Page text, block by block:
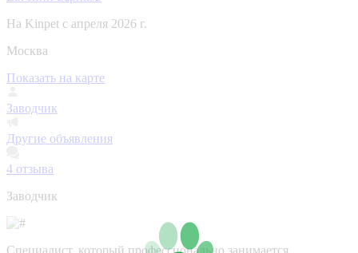
На Kinpet c апреля 2026 г.
Москва
Показать на карте
Заводчик
Другие объявления
4 отзыва
Заводчик
Специалист, который профессионально занимается